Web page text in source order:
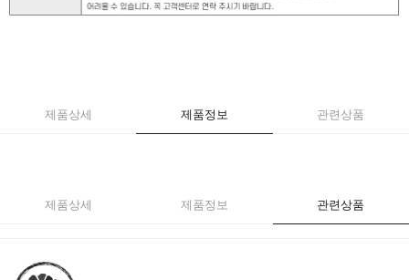
제품상세 제품정보 관련상품
제품상세 제품정보 관련상품